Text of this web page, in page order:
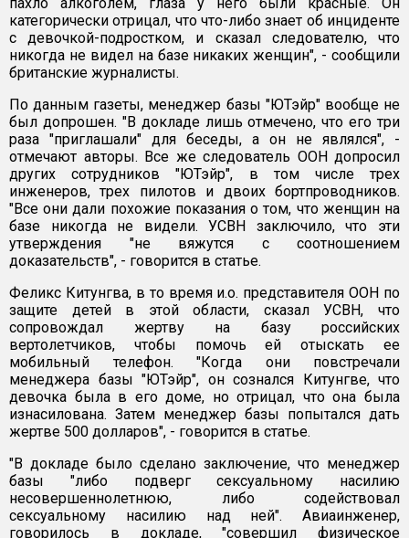
категорически отрицал, что что-либо знает об инциденте
с девочкой-подростком, и сказал следователю, что
никогда не видел на базе никаких женщин", - сообщили
британские журналисты.
По данным газеты, менеджер базы "ЮТэйр" вообще не
был допрошен. "В докладе лишь отмечено, что его три
раза "приглашали" для беседы, а он не являлся", -
отмечают авторы. Все же следователь ООН допросил
других сотрудников "ЮТэйр", в том числе трех
инженеров, трех пилотов и двоих бортпроводников.
"Все они дали похожие показания о том, что женщин на
базе никогда не видели. УСВН заключило, что эти
утверждения "не вяжутся с соотношением
доказательств", - говорится в статье.
Феликс Китунгва, в то время и.о. представителя ООН по
защите детей в этой области, сказал УСВН, что
сопровождал жертву на базу российских
вертолетчиков, чтобы помочь ей отыскать ее
мобильный телефон. "Когда они повстречали
менеджера базы "ЮТэйр", он сознался Китунгве, что
девочка была в его доме, но отрицал, что она была
изнасилована. Затем менеджер базы попытался дать
жертве 500 долларов", - говорится в статье.
"В докладе было сделано заключение, что менеджер
базы "либо подверг сексуальному насилию
несовершеннолетнюю, либо содействовал
сексуальному насилию над ней". Авиаинженер,
говорилось в докладе, "совершил физическое